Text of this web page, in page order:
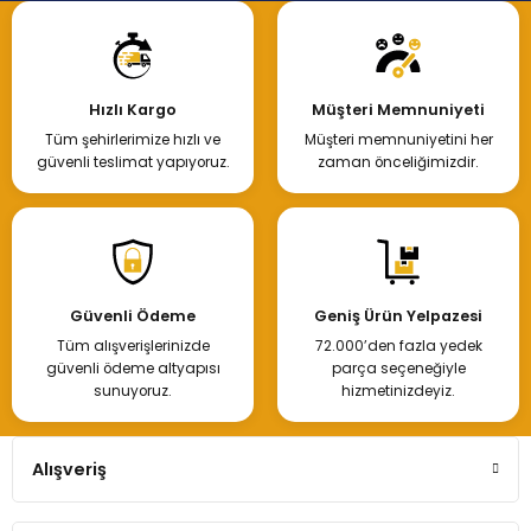
Hızlı Kargo
Tüm şehirlerimize hızlı ve
güvenli teslimat yapıyoruz.
Müşteri Memnuniyeti
Müşteri memnuniyetini her
zaman önceliğimizdir.
Güvenli Ödeme
Tüm alışverişlerinizde
güvenli ödeme altyapısı
sunuyoruz.
Geniş Ürün Yelpazesi
72.000’den fazla yedek
parça seçeneğiyle
hizmetinizdeyiz.
Alışveriş